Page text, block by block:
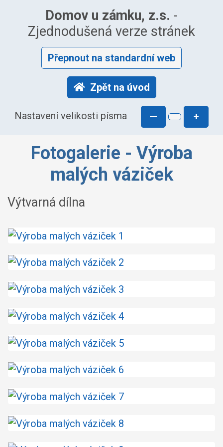
Domov u zámku, z.s. -
Zjednodušená verze stránek
Přepnout na standardní web
Zpět na úvod
Nastavení velikosti písma — +
Fotogalerie - Výroba
malých váziček
Výtvarná dílna